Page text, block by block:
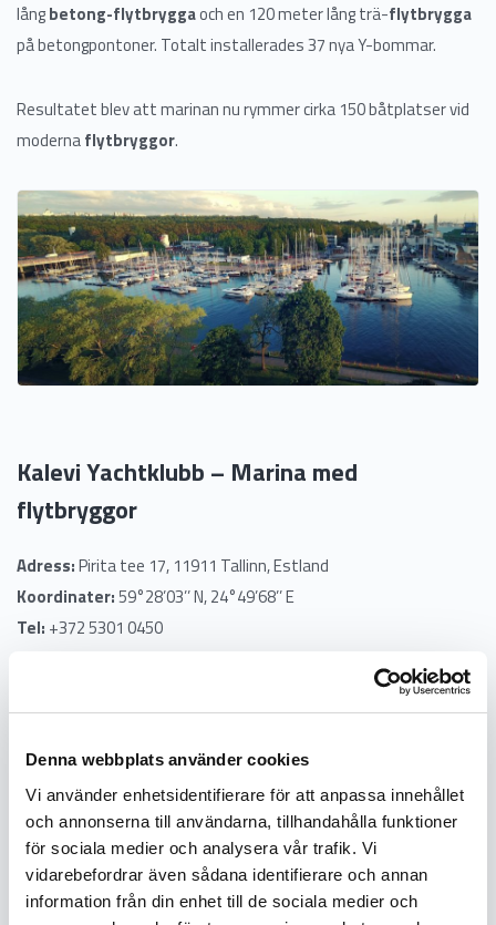
Denna webbplats använder cookies
Vi använder enhetsidentifierare för att anpassa innehållet
och annonserna till användarna, tillhandahålla funktioner
för sociala medier och analysera vår trafik. Vi
vidarebefordrar även sådana identifierare och annan
information från din enhet till de sociala medier och
Produktion
långbetong-flytbryggaoch en 120 meter lång trä-flytbrygga
på betongpontoner. Totalt installerades 37 nya Y-bommar.
Resultatet blev att marinan nu rymmer cirka 150 båtplatser vid
modernaflytbryggor.
Kalevi Yachtklubb – Marina med
flytbryggor
Adress:Pirita tee 17, 11911 Tallinn, Estland
Koordinater:59°28’03’’ N, 24°49’68’’ E
Tel: +372 5301 0450